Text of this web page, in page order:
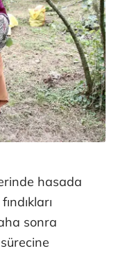
hasada
sonra